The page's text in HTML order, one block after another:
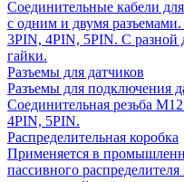
Соединительные кабели
с одним и двумя
3PIN, 4PIN, 5PIN. С разной
гайки.
Разъемы для датчиков
Разъемы для подключения
Соединительная резьба
4PIN, 5PIN.
Распределительная коробка
Применяется в
пассивного распределителя